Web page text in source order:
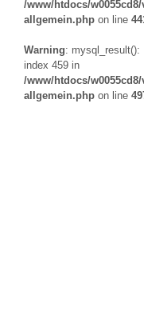
/www/htdocs/
allgemein.php on line
Warning: mysql_result():
index 459 in
/www/htdocs/
allgemein.php on line